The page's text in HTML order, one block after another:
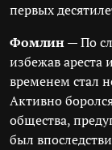
первых
Фомлин— По
избежав ареста
временем стал
Активно
общества,
был